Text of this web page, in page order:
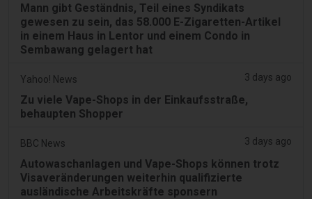
Mann gibt Geständnis, Teil eines Syndikats
gewesen zu sein, das 58.000 E-Zigaretten-Artikel
in einem Haus in Lentor und einem Condo in
Sembawang gelagert hat
Yahoo! News 3 days ago
Zu viele Vape-Shops in der Einkaufsstraße,
behaupten Shopper
BBC News 3 days ago
Autowaschanlagen und Vape-Shops können trotz
Visaveränderungen weiterhin qualifizierte
ausländische Arbeitskräfte sponsern